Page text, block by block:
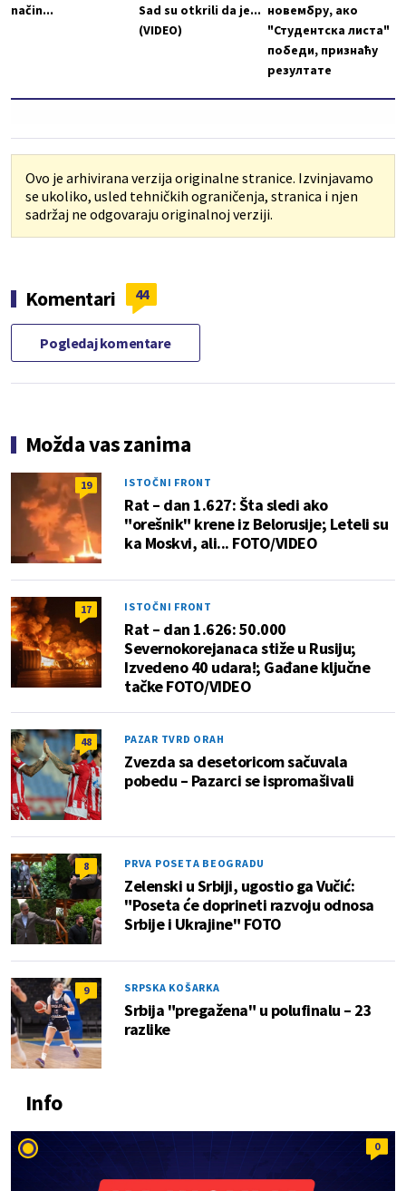
način...
Sad su otkrili da je...
(VIDEO)
новембру, ако
"Студентска листа"
победи, признаћу
резултате
Ovo je arhivirana verzija originalne stranice. Izvinjavamo
se ukoliko, usled tehničkih ograničenja, stranica i njen
sadržaj ne odgovaraju originalnoj verziji.
Komentari 44
Pogledaj komentare
Možda vas zanima
19 ISTOČNI FRONT
Rat – dan 1.627: Šta sledi ako
"orešnik" krene iz Belorusije; Leteli su
ka Moskvi, ali... FOTO/VIDEO
17 ISTOČNI FRONT
Rat – dan 1.626: 50.000
Severnokorejanaca stiže u Rusiju;
Izvedeno 40 udara!; Gađane ključne
tačke FOTO/VIDEO
48 PAZAR TVRD ORAH
Zvezda sa desetoricom sačuvala
pobedu – Pazarci se ispromašivali
8 PRVA POSETA BEOGRADU
Zelenski u Srbiji, ugostio ga Vučić:
"Poseta će doprineti razvoju odnosa
Srbije i Ukrajine" FOTO
9 SRPSKA KOŠARKA
Srbija "pregažena" u polufinalu – 23
razlike
Info
0